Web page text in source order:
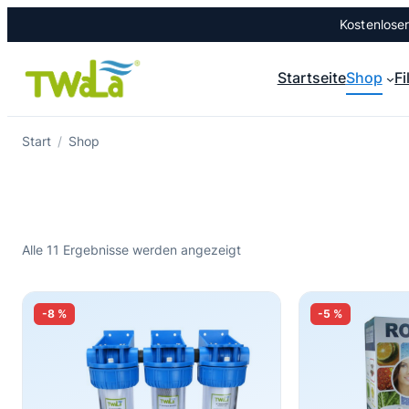
Inhalt
StartseiteShop
Start / Shop
Alle 11 Ergebnisse werden angezeigt
-8 % -5 %